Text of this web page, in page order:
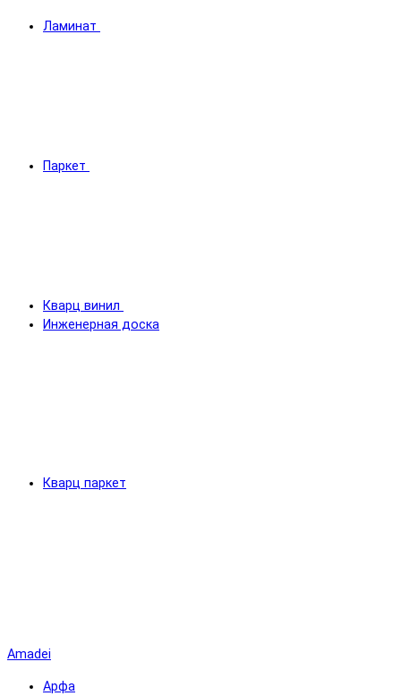
Ламинат
Паркет
Кварц винил
Инженерная доска
Кварц паркет
Amadei
Арфа